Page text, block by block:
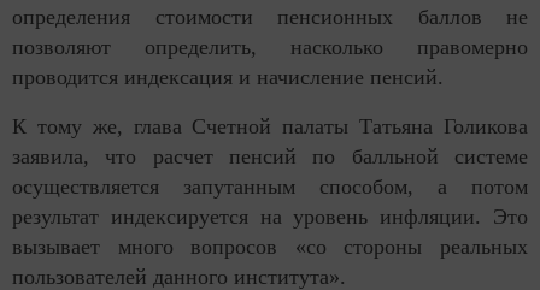
определения стоимости пенсионных баллов не
позволяют определить, насколько правомерно
проводится индексация и начисление пенсий.
К тому же, глава Счетной палаты Татьяна Голикова
заявила, что расчет пенсий по балльной системе
осуществляется запутанным способом, а потом
результат индексируется на уровень инфляции. Это
вызывает много вопросов «со стороны реальных
пользователей данного института».